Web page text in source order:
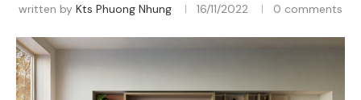
written by Kts Phuong Nhung 16/11/2022 0 comments